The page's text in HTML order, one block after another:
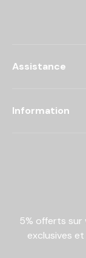
Assistance
Information
5% offerts sur
exclusives